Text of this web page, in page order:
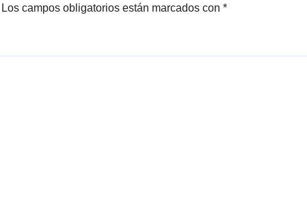
Los campos obligatorios están marcados con *